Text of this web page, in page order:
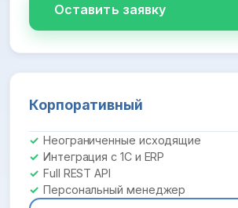
Оставить заявку
Корпоративный
Неограниченные исходящие
Интеграция с 1С и ERP
Full REST API
Персональный менеджер